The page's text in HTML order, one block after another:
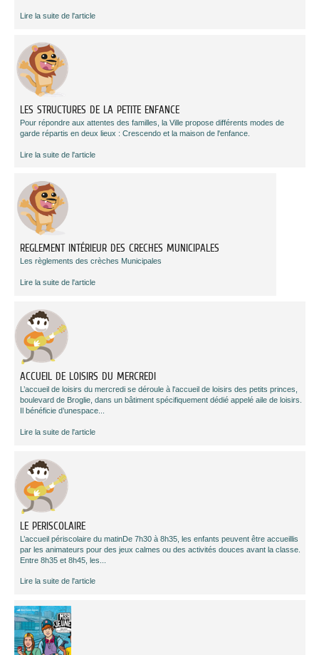
Lire la suite de l'article
LES STRUCTURES DE LA PETITE ENFANCE
Pour répondre aux attentes des familles, la Ville propose différents modes de
garde répartis en deux lieux : Crescendo et la maison de l'enfance.
Lire la suite de l'article
REGLEMENT INTÉRIEUR DES CRECHES MUNICIPALES
Les règlements des crèches Municipales
Lire la suite de l'article
ACCUEIL DE LOISIRS DU MERCREDI
L’accueil de loisirs du mercredi se déroule à l'accueil de loisirs des petits princes,
boulevard de Broglie, dans un bâtiment spécifiquement dédié appelé aile de loisirs.
Il bénéficie d’unespace...
Lire la suite de l'article
LE PERISCOLAIRE
L’accueil périscolaire du matinDe 7h30 à 8h35, les enfants peuvent être accueillis
par les animateurs pour des jeux calmes ou des activités douces avant la classe.
Entre 8h35 et 8h45, les...
Lire la suite de l'article